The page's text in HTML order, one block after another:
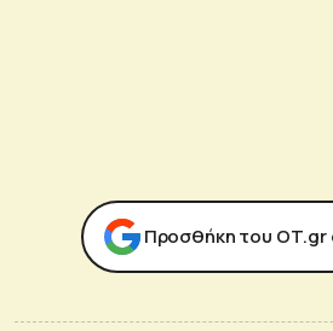
Προσθήκη του ΟΤ.gr